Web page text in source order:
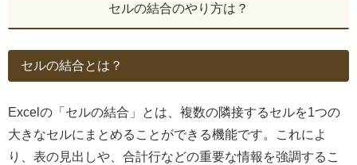
セルの結合のやり方は？
セルの結合とは？
Excelの「セルの結合」とは、複数の隣接するセルを1つの
大きなセルにまとめることができる機能です。これによ
り、表の見出しや、合計行などの重要な情報を強調するこ